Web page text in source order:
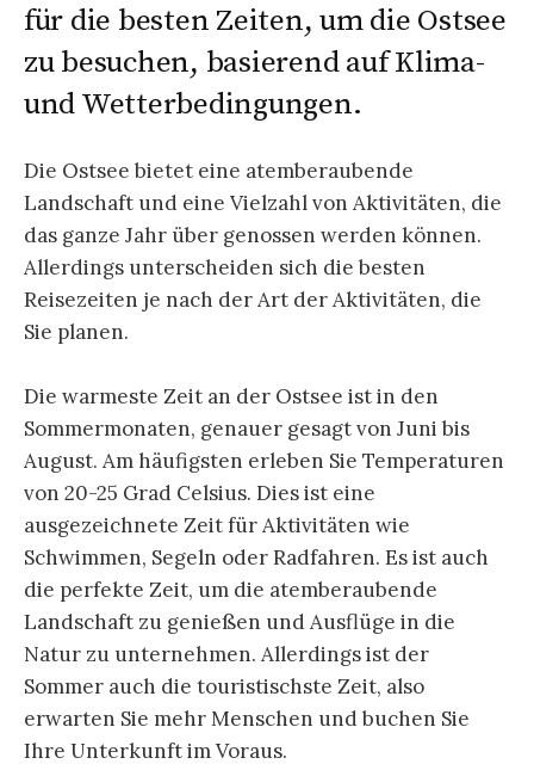
für die besten Zeiten, um die Ostsee
zu besuchen, basierend auf Klima-
und Wetterbedingungen.
Die Ostsee bietet eine atemberaubende
Landschaft und eine Vielzahl von Aktivitäten, die
das ganze Jahr über genossen werden können.
Allerdings unterscheiden sich die besten
Reisezeiten je nach der Art der Aktivitäten, die
Sie planen.
Die warmeste Zeit an der Ostsee ist in den
Sommermonaten, genauer gesagt von Juni bis
August. Am häufigsten erleben Sie Temperaturen
von 20-25 Grad Celsius. Dies ist eine
ausgezeichnete Zeit für Aktivitäten wie
Schwimmen, Segeln oder Radfahren. Es ist auch
die perfekte Zeit, um die atemberaubende
Landschaft zu genießen und Ausflüge in die
Natur zu unternehmen. Allerdings ist der
Sommer auch die touristischste Zeit, also
erwarten Sie mehr Menschen und buchen Sie
Ihre Unterkunft im Voraus.